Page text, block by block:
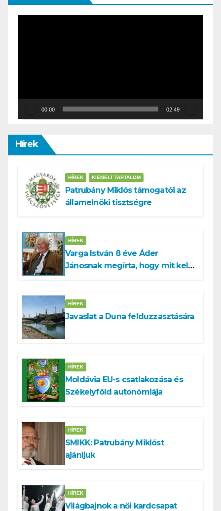
00:00 02:49
Hírek
HÍREK KIEMELT TARTALOM
Patrubány Miklós támogatói az
államelnöki tisztségre
HÍREK
Varga István 8 éve Áder
Jánosnak megírta, hogy mit kell
HÍREK
Javaslat a Duna felduzzasztására
HÍREK
Moldávia EU-s csatlakozása és
Székelyföld autonómiája
HÍREK
SMIKK: Patrubány Miklóst
ajánljuk
HÍREK
Világbajnok a női kardcsapat